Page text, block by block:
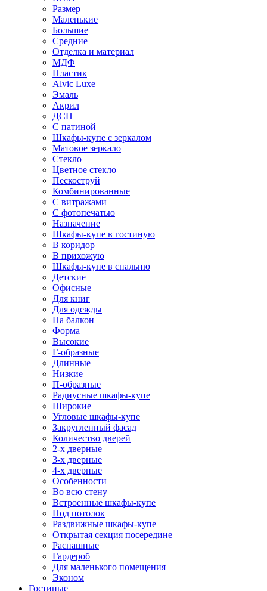
Размер
Маленькие
Большие
Средние
Отделка и материал
МДФ
Пластик
Alvic Luxe
Эмаль
Акрил
ДСП
С патиной
Шкафы-купе с зеркалом
Матовое зеркало
Стекло
Цветное стекло
Пескоструй
Комбинированные
С витражами
С фотопечатью
Назначение
Шкафы-купе в гостиную
В коридор
В прихожую
Шкафы-купе в спальню
Детские
Офисные
Для книг
Для одежды
На балкон
Форма
Высокие
Г-образные
Длинные
Низкие
П-образные
Радиусные шкафы-купе
Широкие
Угловые шкафы-купе
Закругленный фасад
Количество дверей
2-х дверные
3-х дверные
4-х дверные
Особенности
Во всю стену
Встроенные шкафы-купе
Под потолок
Раздвижные шкафы-купе
Открытая секция посередине
Распашные
Гардероб
Для маленького помещения
Эконом
Гостиные